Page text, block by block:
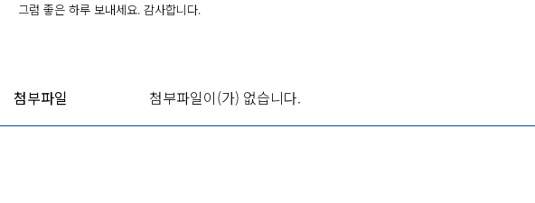
그럼 좋은 하루 보내세요. 감사합니다.
첨부파일 첨부파일이(가) 없습니다.